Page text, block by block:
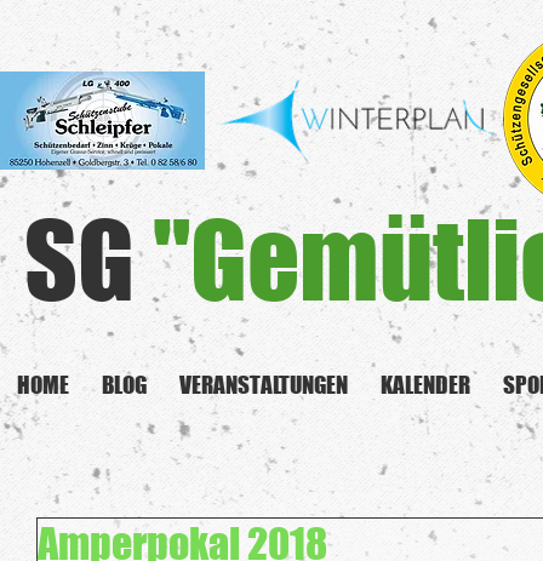
SG
HOME BLOG VERANSTALTUNGEN KALENDER
Amperpokal 2018